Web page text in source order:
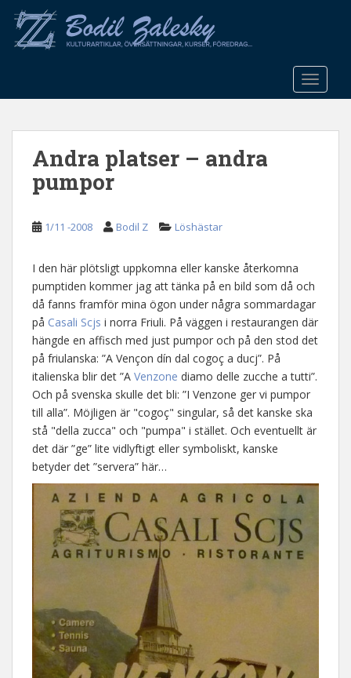
o
Andra platser – andra
pumpor
1/11 -2008 Bodil Z Löshästar
I den här plötsligt uppkomna eller kanske återkomna
pumptiden kommer jag att tänka på en bild som då och
då fanns framför mina ögon under några sommardagar
på Casali Scjs i norra Friuli. På väggen i restaurangen där
hängde en affisch med just pumpor och på den stod det
på friulanska: ”A Vençon dín dal cogoç a ducj”. På
italienska blir det ”A Venzone diamo delle zucche a tutti”.
Och på svenska skulle det bli: ”I Venzone ger vi pumpor
till alla”. Möjligen är "cogoç" singular, så det kanske ska
stå "della zucca" och "pumpa" i stället. Och eventuellt är
det där ”ge” lite vidlyftigt eller symboliskt, kanske
betyder det ”servera” här…